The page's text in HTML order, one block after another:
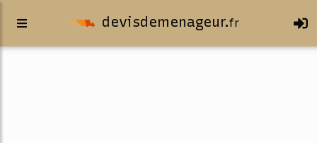
devisdemenageur.fr